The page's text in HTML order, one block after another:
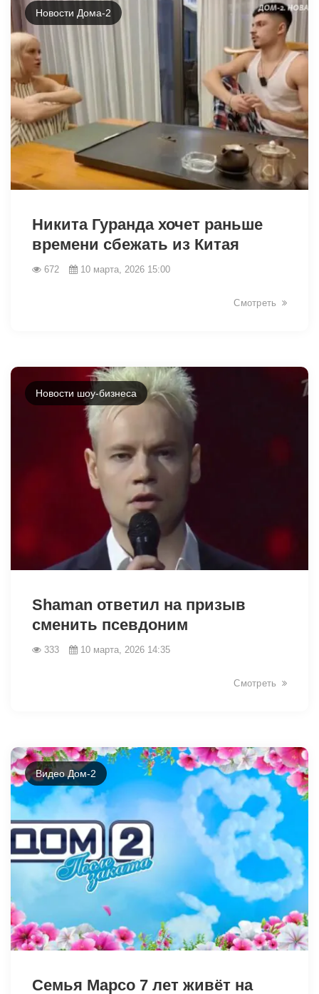
Новости Дома-2
Никита Гуранда хочет раньше
времени сбежать из Китая
672 10 марта, 2026 15:00
Смотреть
Новости шоу-бизнеса
Shaman ответил на призыв
сменить псевдоним
333 10 марта, 2026 14:35
Смотреть
Видео Дом-2
Семья Марсо 7 лет живёт на